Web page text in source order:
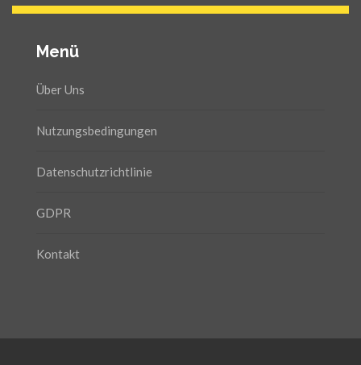
Menü
Über Uns
Nutzungsbedingungen
Datenschutzrichtlinie
GDPR
Kontakt